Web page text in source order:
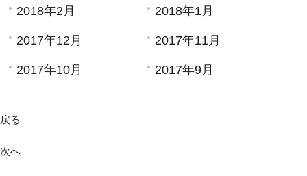
2018年2月 2018年1月
2017年12月 2017年11月
2017年10月 2017年9月
戻る
次へ